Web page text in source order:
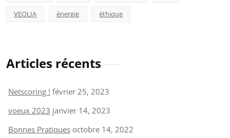
VEOLIA énergie éthique
Articles récents
Netscoring ! février 25, 2023
voeux 2023 janvier 14, 2023
Bonnes Pratiques octobre 14, 2022